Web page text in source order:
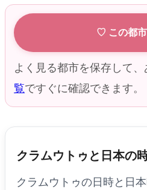
♡ この都
よく見る都市を保存して、
覧ですぐに確認できます。
クラムウトゥと日本の
クラムウトゥの日時と日